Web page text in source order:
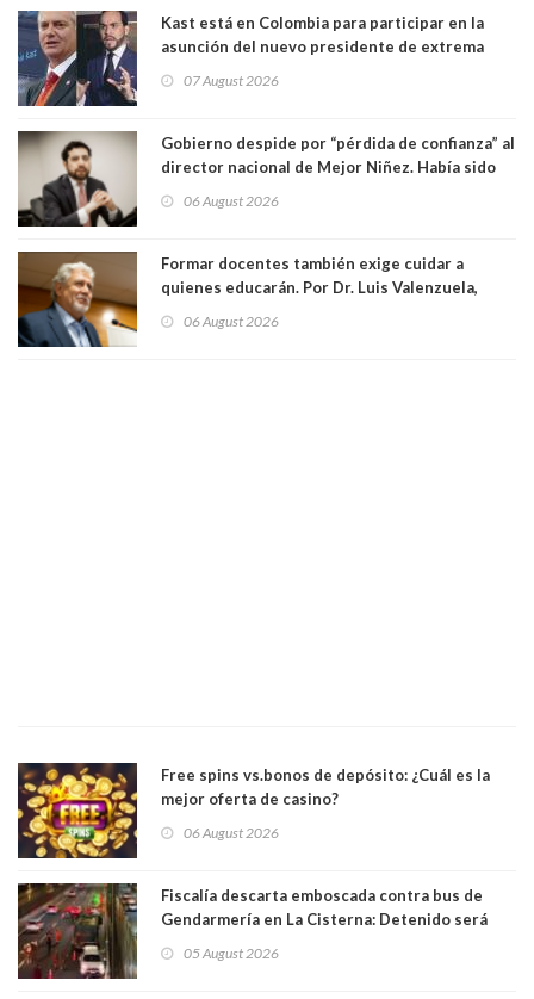
Kast está en Colombia para participar en la
asunción del nuevo presidente de extrema
07 August 2026
Gobierno despide por “pérdida de confianza” al
director nacional de Mejor Niñez. Había sido
06 August 2026
Formar docentes también exige cuidar a
quienes educarán. Por Dr. Luis Valenzuela,
Académicos U. Católica Silva Henríquez
06 August 2026
Free spins vs.bonos de depósito: ¿Cuál es la
mejor oferta de casino?
06 August 2026
Fiscalía descarta emboscada contra bus de
Gendarmería en La Cisterna: Detenido será
05 August 2026